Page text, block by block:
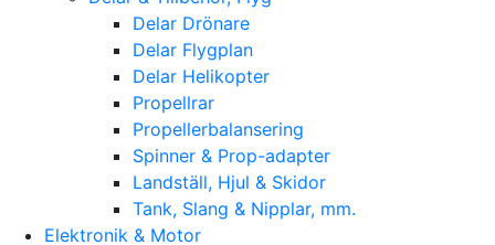
Delar Drönare
Delar Flygplan
Delar Helikopter
Propellrar
Propellerbalansering
Spinner & Prop-adapter
Landställ, Hjul & Skidor
Tank, Slang & Nipplar, mm.
Elektronik & Motor